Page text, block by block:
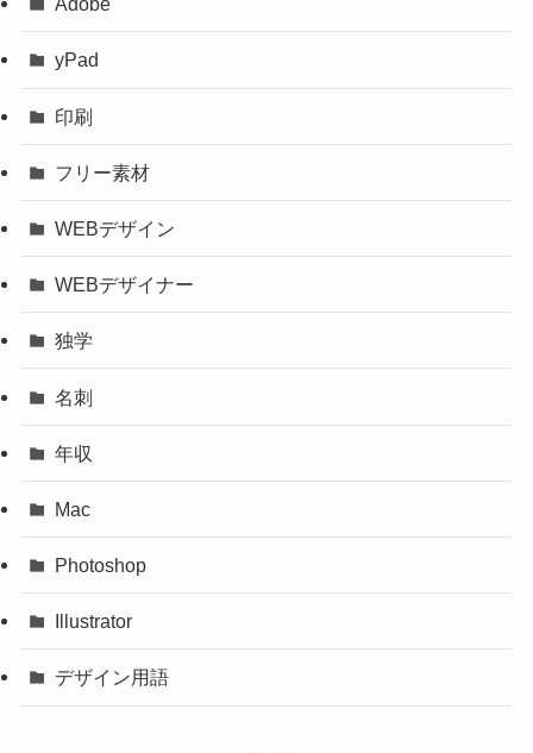
yPad
印刷
フリー素材
WEBデザイン
WEBデザイナー
独学
名刺
年収
Mac
Photoshop
Illustrator
デザイン用語